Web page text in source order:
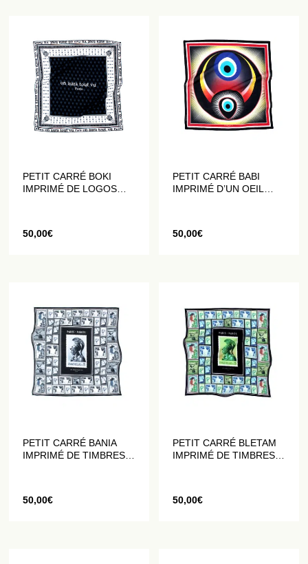
PETIT CARRÉ BOKI
IMPRIMÉ DE LOGOS
50,00€
PETIT CARRÉ BABI
IMPRIMÉ D’UN OEIL
50,00€
PETIT CARRÉ BANIA
IMPRIMÉ DE TIMBRES
50,00€
PETIT CARRÉ BLETAM
IMPRIMÉ DE TIMBRES
50,00€